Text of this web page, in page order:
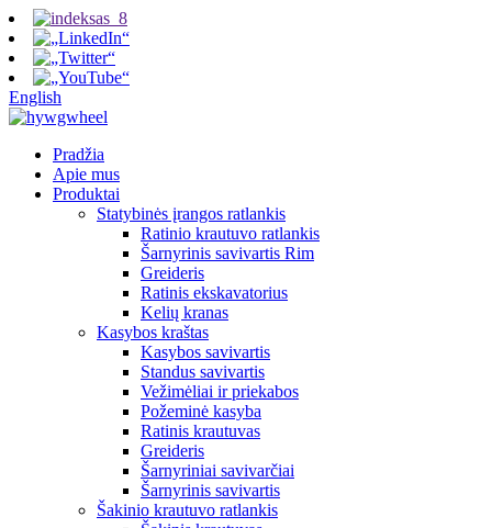
English
Pradžia
Apie mus
Produktai
Statybinės įrangos ratlankis
Ratinio krautuvo ratlankis
Šarnyrinis savivartis Rim
Greideris
Ratinis ekskavatorius
Kelių kranas
Kasybos kraštas
Kasybos savivartis
Standus savivartis
Vežimėliai ir priekabos
Požeminė kasyba
Ratinis krautuvas
Greideris
Šarnyriniai savivarčiai
Šarnyrinis savivartis
Šakinio krautuvo ratlankis